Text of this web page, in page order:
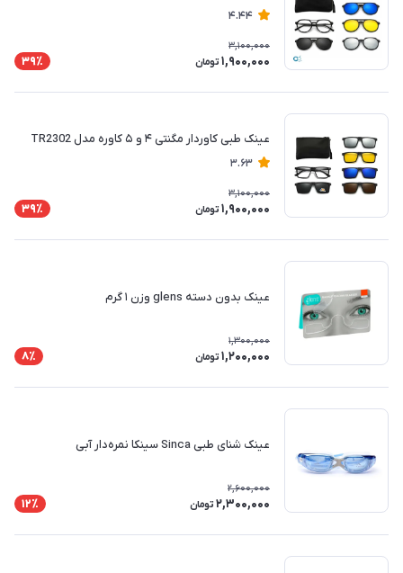
4.44
3,100,000
1,900,000 تومان 39٪
عینک طبی کاوردار مگنتی ۴ و ۵ کاوره مدل TR2302
3.63
3,100,000
1,900,000 تومان 39٪
عینک بدون دسته glens وزن ۱ گرم
1,300,000
1,200,000 تومان 8٪
عینک شنای طبی Sinca سینکا نمره‌دار آبی
2,600,000
2,300,000 تومان 12٪